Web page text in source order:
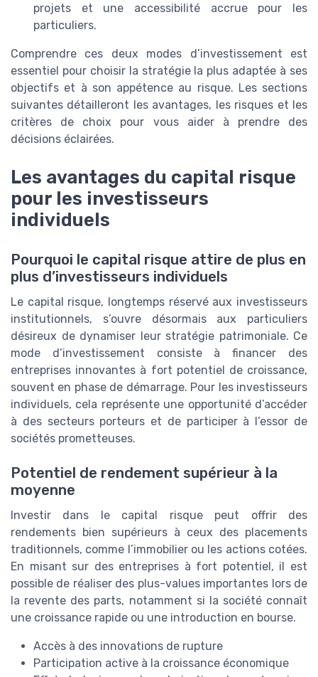
projets et une accessibilité accrue pour les
particuliers.
Comprendre ces deux modes d’investissement est
essentiel pour choisir la stratégie la plus adaptée à ses
objectifs et à son appétence au risque. Les sections
suivantes détailleront les avantages, les risques et les
critères de choix pour vous aider à prendre des
décisions éclairées.
Les avantages du capital risque
pour les investisseurs
individuels
Pourquoi le capital risque attire de plus en
plus d’investisseurs individuels
Le capital risque, longtemps réservé aux investisseurs
institutionnels, s’ouvre désormais aux particuliers
désireux de dynamiser leur stratégie patrimoniale. Ce
mode d’investissement consiste à financer des
entreprises innovantes à fort potentiel de croissance,
souvent en phase de démarrage. Pour les investisseurs
individuels, cela représente une opportunité d’accéder
à des secteurs porteurs et de participer à l’essor de
sociétés prometteuses.
Potentiel de rendement supérieur à la
moyenne
Investir dans le capital risque peut offrir des
rendements bien supérieurs à ceux des placements
traditionnels, comme l’immobilier ou les actions cotées.
En misant sur des entreprises à fort potentiel, il est
possible de réaliser des plus-values importantes lors de
la revente des parts, notamment si la société connaît
une croissance rapide ou une introduction en bourse.
Accès à des innovations de rupture
Participation active à la croissance économique